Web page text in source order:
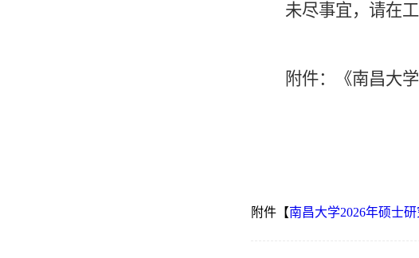
未尽事宜，请在
附件：《南昌大学
附件【南昌大学2026年硕士